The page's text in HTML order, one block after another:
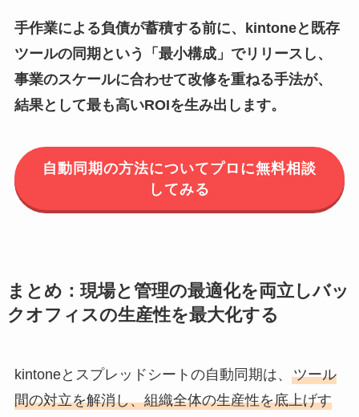
手作業による負債が蓄積する前に、kintoneと既存
ツールの同期という「最小構成」でリリースし、
事業のスケールに合わせて改修を重ねる手法が、
結果として最も高いROIを生み出します。
自動同期の方法についてプロに無料相談
してみる
まとめ：現場と管理の最適化を両立しバッ
クオフィスの生産性を最大化する
kintoneとスプレッドシートの自動同期は、 ツール
間の対立を解消し、組織全体の生産性を底上げす